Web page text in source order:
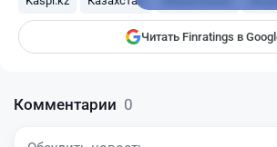
Читать Finratings в
Комментарии 0